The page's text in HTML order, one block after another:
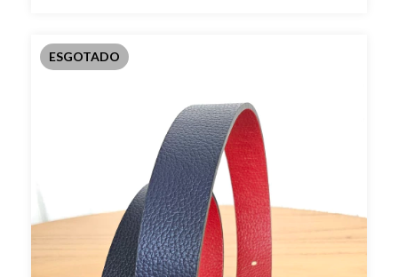
ESGOTADO